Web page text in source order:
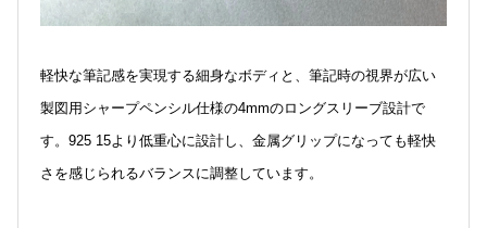
軽快な筆記感を実現する細身なボディと、筆記時の視界が広い
製図用シャープペンシル仕様の4mmのロングスリーブ設計で
す。925 15より低重心に設計し、金属グリップになっても軽快
さを感じられるバランスに調整しています。